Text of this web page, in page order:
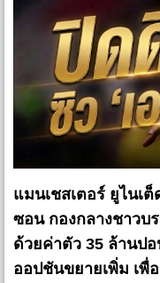
แมนเชสเตอร์ ยูไนเ
ซอน กองกลางชาวบ
ด้วยค่าตัว 35 ล้านป
ออปชันขยายเพิ่ม เพื่